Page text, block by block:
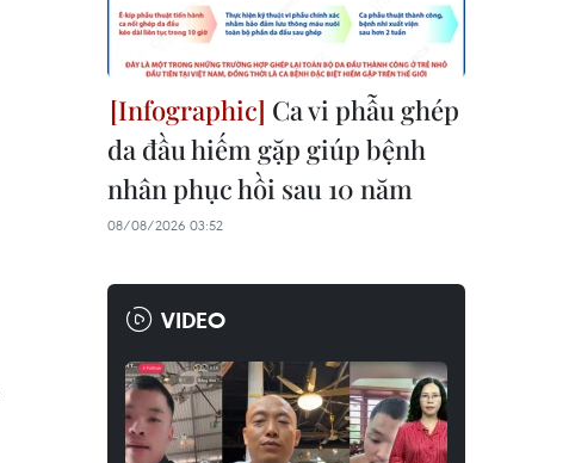
Ca vi phẫu ghép
da đầu hiếm gặp giúp bệnh
nhân phục hồi sau 10 năm
08/08/2026 03:52
VIDEO